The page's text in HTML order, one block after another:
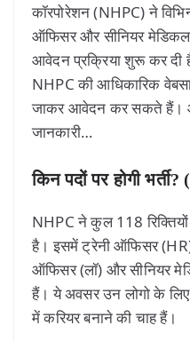
कॉरपोरेशन (NHPC) ने
ऑफिसर और सीनियर
आवेदन प्रक्रिया शुरू कर दी
NHPC की आधिकारिक
जाकर आवेदन कर सकते हैं।
जानकारी…
किन पदों पर होगी भर्ती?
NHPC ने कुल 118
है। इसमें ट्रेनी ऑफिसर
ऑफिसर (लॉ) और सीनियर
हैं। ये अवसर उन लोगो के लिए
में करियर बनाने की चाह हैं।